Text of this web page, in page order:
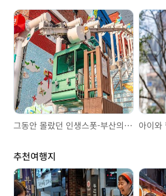
그동안 몰랐던 인생스폿-부산의 모노레일 편
추천여행지